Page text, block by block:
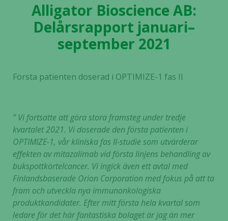
Alligator Bioscience AB:
Delårsrapport januari–
september 2021
Första patienten doserad i OPTIMIZE-1 fas II
” Vi fortsatte att göra stora framsteg under tredje
kvartalet 2021. Vi doserade den första patienten i
OPTIMIZE-1, vår kliniska fas II-studie som utvärderar
effekten av mitazalimab vid första linjens behandling av
bukspottkörtelcancer. Vi ingick även ett avtal med
Finlandsbaserade Orion Corporation med fokus på att ta
fram och utveckla nya immunonkologiska
produktkandidater. Efter mitt första hela kvartal som
ledare för det här fantastiska bolaget är jag än mer